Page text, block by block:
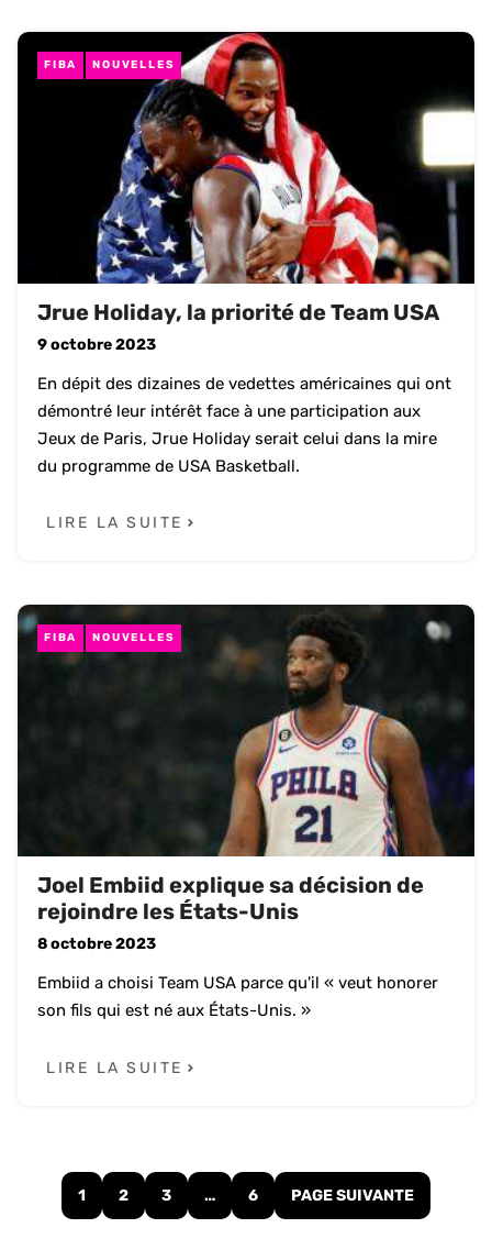
FIBA NOUVELLES
Jrue Holiday, la priorité de Team USA
9 octobre 2023
En dépit des dizaines de vedettes américaines qui ont
démontré leur intérêt face à une participation aux
Jeux de Paris, Jrue Holiday serait celui dans la mire
du programme de USA Basketball.
LIRE LA SUITE
FIBA NOUVELLES
Joel Embiid explique sa décision de
rejoindre les États-Unis
8 octobre 2023
Embiid a choisi Team USA parce qu'il « veut honorer
son fils qui est né aux États-Unis. »
LIRE LA SUITE
1 2 3 … 6 PAGE SUIVANTE